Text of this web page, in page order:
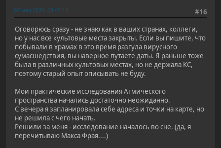
#16
07 мая 2020, 03:45:13
Оговорюсь сразу - не знаю как в ваших странах, коллеги,
но у нас все культовые места закрыты. Если вы пишите, что
побывали в храмах в это время разгула вирусного
сумасшедствия, вы наверное путаете даты. Я раньше тоже
была в различных культовых местах, но не держала КС,
поэтому старый опыт описывать не буду.
Мои практические исследования Атмического
пространства начались достаточно неожиданно.
С вечера я запланировала себе адреса и точки на карте, но
не решила с чего начать.
Решили за меня - исследование началось во сне. (да, я
перечитываю Макса Фрая....)